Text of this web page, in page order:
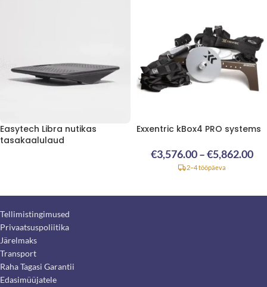
Easytech Libra nutikas
tasakaalulaud
Exxentric kBox4 PRO systems
€3,576.00 –€5,862.00
2–4 tööpäeva
Tellimistingimused
Privaatsuspoliitika
Järelmaks
Transport
Raha Tagasi Garantii
Edasimüüjatele